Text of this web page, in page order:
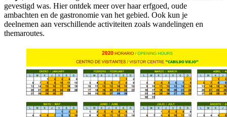
gevestigd was. Hier ontdek meer over haar erfgoed, oude
ambachten en de gastronomie van het gebied. Ook kun je
deelnemen aan verschillende activiteiten zoals wandelingen en
themaroutes.